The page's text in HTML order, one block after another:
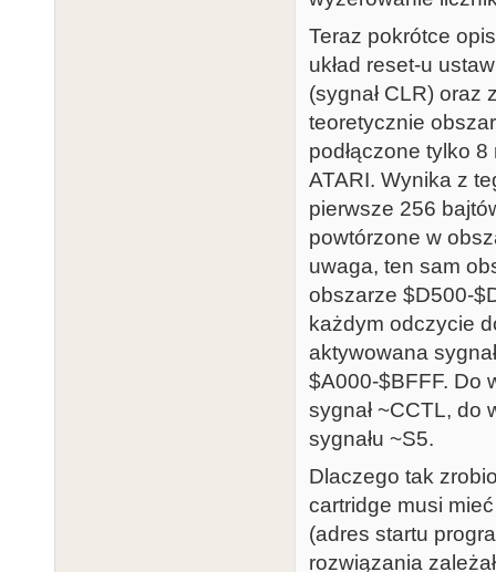
Teraz pokrótce
układ reset-u
(sygnał CLR) oraz
teoretycznie
podłączone tylko
ATARI. Wynika z
pierwsze 256
powtórzone w
uwaga, ten sam
obszarze $D500-
każdym odczycie
aktywowana
$A000-$BFFF. Do
sygnał ~CCTL, do
sygnału ~S5.
Dlaczego tak
cartridge musi
(adres startu
rozwiązania